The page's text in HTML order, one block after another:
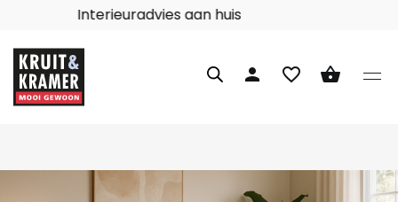
Interieuradvies aan huis
person favorite_border shopping_basket